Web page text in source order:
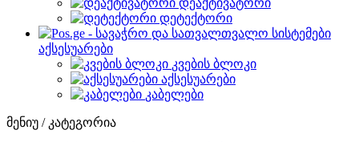
დეტექტორი
აქსესუარები
კვების ბლოკი
აქსესუარები
კაბელები
მენიუ / კატეგორია